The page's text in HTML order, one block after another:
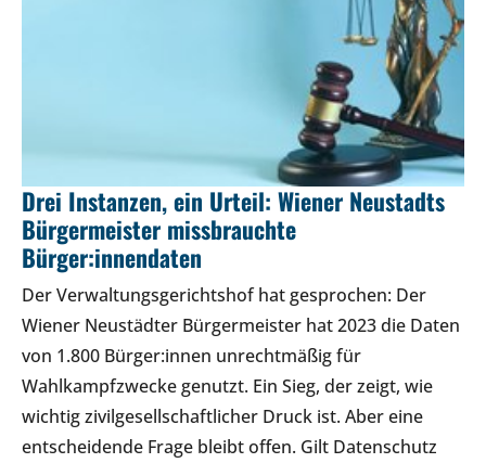
Drei Instanzen, ein Urteil: Wiener Neustadts
Bürgermeister missbrauchte
Bürger:innendaten
Der Verwaltungsgerichtshof hat gesprochen: Der
Wiener Neustädter Bürgermeister hat 2023 die Daten
von 1.800 Bürger:innen unrechtmäßig für
Wahlkampfzwecke genutzt. Ein Sieg, der zeigt, wie
wichtig zivilgesellschaftlicher Druck ist. Aber eine
entscheidende Frage bleibt offen. Gilt Datenschutz